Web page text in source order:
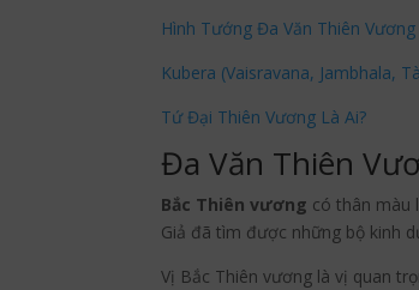
Hình Tướng Đa Văn Thiên Vương
Kubera (Vaisravana, Jambhala,
Tứ Đại Thiên Vương Là Ai?
Đa Văn Thiên
Bắc Thiên vương có thân màu
Giả đã tìm được những bộ kinh
Vị Bắc Thiên vương là vị quan